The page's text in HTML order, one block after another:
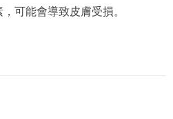
可能會導致皮膚受損。